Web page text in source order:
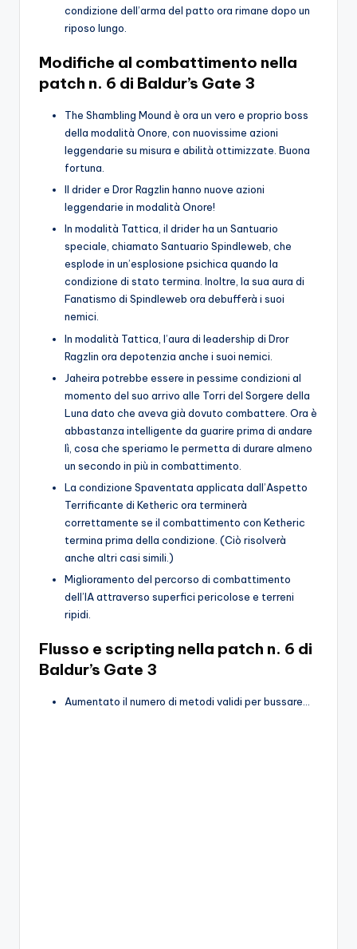
condizione dell’arma del patto ora rimane dopo un
riposo lungo.
Modifiche al combattimento nella
patch n. 6 di Baldur’s Gate 3
The Shambling Mound è ora un vero e proprio boss
della modalità Onore, con nuovissime azioni
leggendarie su misura e abilità ottimizzate. Buona
fortuna.
Il drider e Dror Ragzlin hanno nuove azioni
leggendarie in modalità Onore!
In modalità Tattica, il drider ha un Santuario
speciale, chiamato Santuario Spindleweb, che
esplode in un’esplosione psichica quando la
condizione di stato termina. Inoltre, la sua aura di
Fanatismo di Spindleweb ora debufferà i suoi
nemici.
In modalità Tattica, l’aura di leadership di Dror
Ragzlin ora depotenzia anche i suoi nemici.
Jaheira potrebbe essere in pessime condizioni al
momento del suo arrivo alle Torri del Sorgere della
Luna dato che aveva già dovuto combattere. Ora è
abbastanza intelligente da guarire prima di andare
lì, cosa che speriamo le permetta di durare almeno
un secondo in più in combattimento.
La condizione Spaventata applicata dall’Aspetto
Terrificante di Ketheric ora terminerà
correttamente se il combattimento con Ketheric
termina prima della condizione. (Ciò risolverà
anche altri casi simili.)
Miglioramento del percorso di combattimento
dell’IA attraverso superfici pericolose e terreni
ripidi.
Flusso e scripting nella patch n. 6 di
Baldur’s Gate 3
Aumentato il numero di metodi validi per bussare…